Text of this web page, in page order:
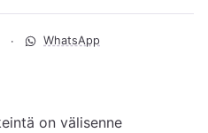
WhatsApp
on välisenne